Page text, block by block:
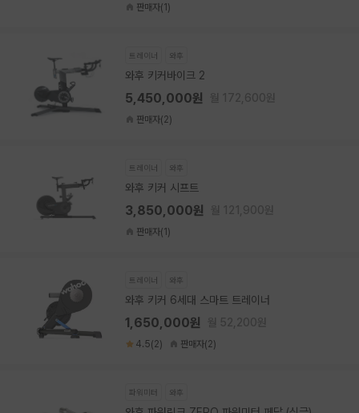
판매자(1)
트레이너 와후
와후 키커바이크 2
5,450,000원
판매자(2)
트레이너 와후
와후 키커 시프트
3,850,000원
판매자(1)
트레이너 와후
와후 키커 6세대 스마트 트레이너
1,650,000원
4.5(2) 판매자(2)
파워미터 와후